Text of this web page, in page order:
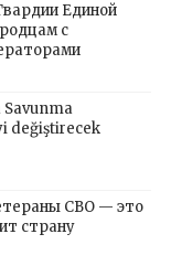
Единой
с
Savunma
değiştirecek
СВО — это
страну